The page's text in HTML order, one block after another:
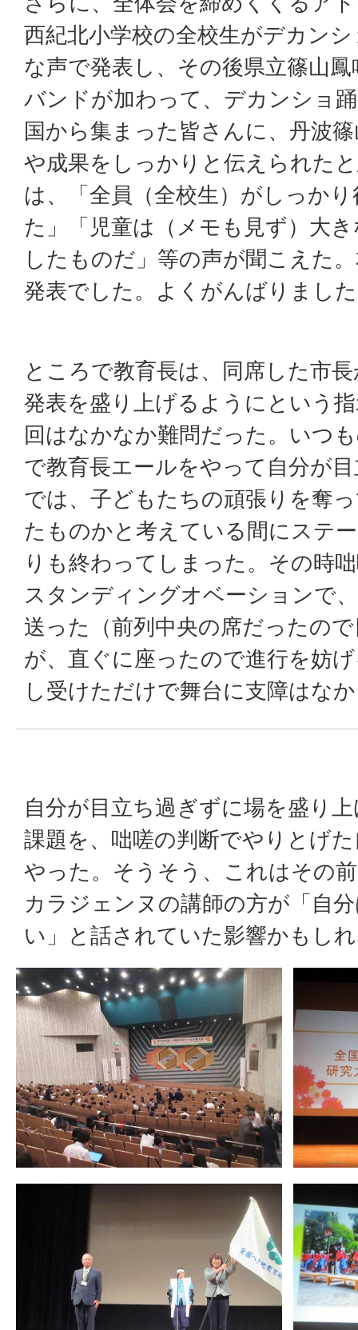
西紀北小学校の全校生がデカン
な声で発表し、その後県立篠山
バンドが加わって、デカンショ
国から集まった皆さんに、丹波
や成果をしっかりと伝えられた
は、「全員（全校生）がしっか
た」「児童は（メモも見ず）大
したものだ」等の声が聞こえた
発表でした。よくがんばりまし
ところで教育長は、同席した市
発表を盛り上げるようにという
回はなかなか難問だった。いつ
で教育長エールをやって自分が
では、子どもたちの頑張りを奪
たものかと考えている間にステ
りも終わってしまった。その時
スタンディングオベーションで
送った（前列中央の席だったの
が、直ぐに座ったので進行を妨
し受けただけで舞台に支障はな
自分が目立ち過ぎずに場を盛り
課題を、咄嗟の判断でやりとげ
やった。そうそう、これはその
カラジェンヌの講師の方が「自
い」と話されていた影響かもし